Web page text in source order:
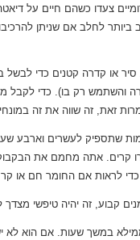
צעדו כשהם חיים על
לחלב אם שניתן
סיר או קדרה קטנים כדי
והשתמש רק בו). כדי לקבל
זאת, זה שווה את זה
שתספיק לעשרים וארבע
לראות אם החומר חם או קר
קבוע, זה יהיה טיפשי
במשך שעות. אם הוא לא